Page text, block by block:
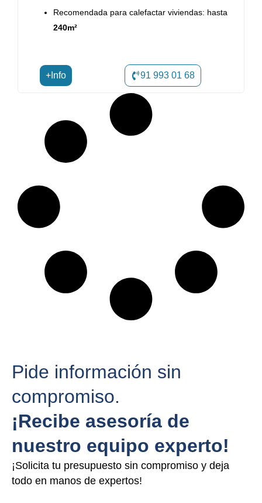
Recomendada para calefactar viviendas: hasta
240m²
+Info 91 993 01 68
Pide información sin
compromiso.
¡Recibe asesoría de
nuestro equipo experto!
¡Solicita tu presupuesto sin compromiso y deja
todo en manos de expertos!